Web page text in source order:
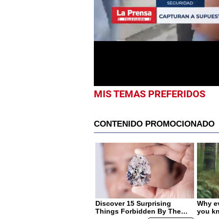
seconds
Volume
MIS TEMAS PREFERIDOS